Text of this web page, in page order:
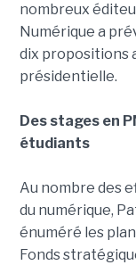
nombreux
Numérique a
dix propositions
présidentielle.
Des stages en
étudiants
Au nombre des
du numérique,
énuméré les
Fonds